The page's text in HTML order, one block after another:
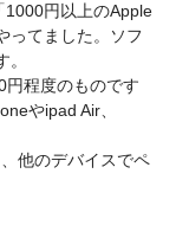
円以上のApple
ってました。ソフ
程度のものです
やipad Air、
他のデバイスでペ